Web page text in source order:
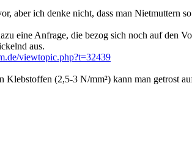
aber ich denke nicht, dass man Nietmuttern
eine Anfrage, die bezog sich noch auf den
aus.
viewtopic.php?t=32439
Klebstoffen (2,5-3 N/mm²) kann man getrost